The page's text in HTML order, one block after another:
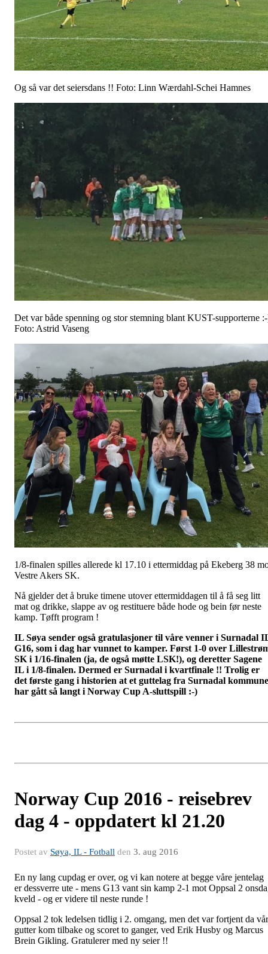
Og så var det seiersdans !! Foto: Linn Wærdahl-Schei Hamnes
Det var både spenning og stor stemning blant KUST-supporterne
Foto: Astrid Vaseng
1/8-finalen spilles allerede kl 17.10 i ettermiddag på Ekeberg 38
Vestre Akers SK.
Nå gjelder det å bruke timene utover ettermiddagen til å få seg litt
mat og drikke, slappe av og restituere både hode og bein før neste
kamp. Tøfft program !
IL Søya sender også gratulasjoner til våre venner i Surnadal
G16, som i dag har vunnet to kamper. Først 1-0 over
SK i 1/16-finalen (ja, de også møtte LSK!), og deretter Sagene
IL i 1/8-finalen. Dermed er Surnadal i kvartfinale !! Trolig er
det første gang i historien at et guttelag fra Surnadal kommune
har gått så langt i Norway Cup A-sluttspill :-)
Norway Cup 2016 - reisebrev
dag 4 - oppdatert kl 21.20
Postet av Søya, IL - Fotball den 3. aug 2016
En ny lang cupdag er over, og vi kan notere at begge våre jentelag
er dessverre ute - mens G13 vant sin kamp 2-1 mot Oppsal 2
kveld - og er videre til neste runde !
Oppsal 2 tok ledelsen tidlig i 2. omgang, men det var fortjent da
gutter kom tilbake og scoret to ganger, ved Erik Husby og Marcus
Brein Gikling. Gratulerer med ny seier !!